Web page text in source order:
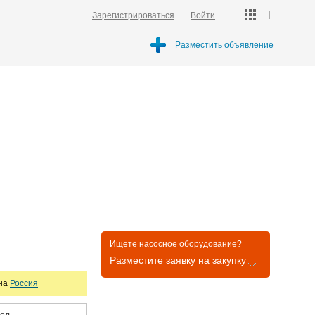
Зарегистрироваться Войти
Разместить объявление
Россия
Ищете насосное оборудование?
Разместите заявку на закупку